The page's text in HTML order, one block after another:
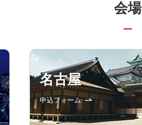
会場
名古屋
申込フォーム